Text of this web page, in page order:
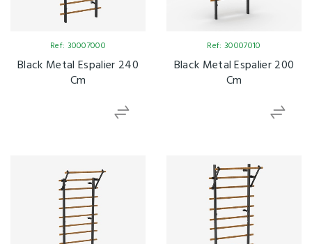
Ref: 30007000
Black Metal Espalier 240
Cm
Ref: 30007010
Black Metal Espalier 200
Cm